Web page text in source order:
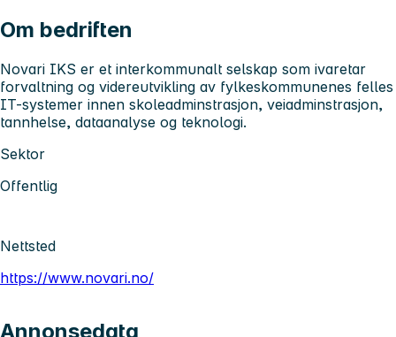
Om bedriften
Novari IKS er et interkommunalt selskap som ivaretar
forvaltning og videreutvikling av fylkeskommunenes felles
IT-systemer innen skoleadminstrasjon, veiadminstrasjon,
tannhelse, dataanalyse og teknologi.
Sektor
Offentlig
Nettsted
https://www.novari.no/
Annonsedata